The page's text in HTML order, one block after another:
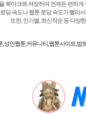
북마크에 저장하여 언제든 편하
딩 속도나 웹툰 로딩 속도가 빨
또한, 인기별, 최신작순 등 다양
,성인웹툰,커뮤니티,웹툰사이트,밤